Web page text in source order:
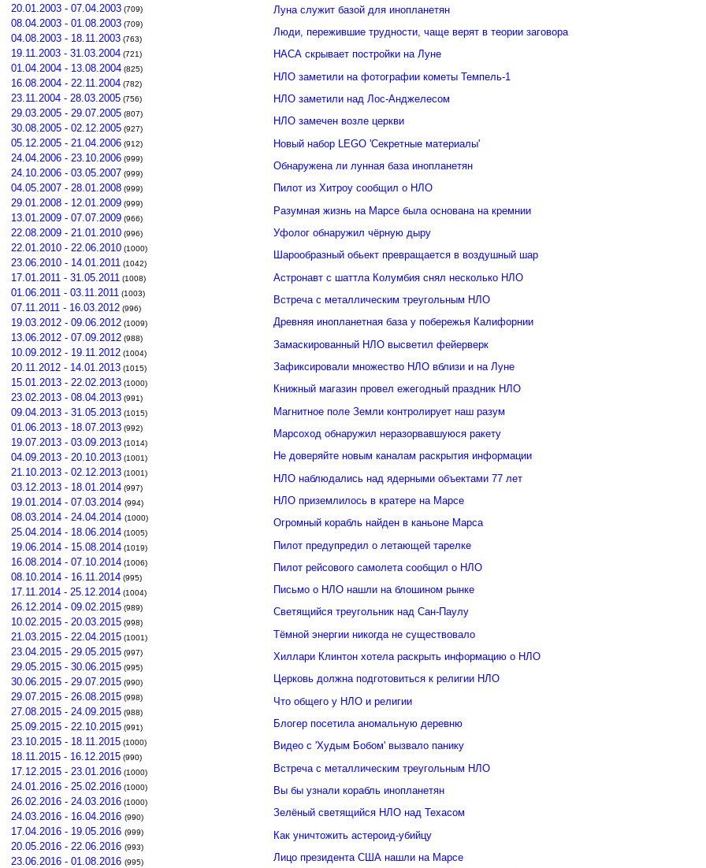
20.01.2003 - 07.04.2003 (709)
08.04.2003 - 01.08.2003 (709)
04.08.2003 - 18.11.2003 (763)
19.11.2003 - 31.03.2004 (721)
01.04.2004 - 13.08.2004 (825)
16.08.2004 - 22.11.2004 (782)
23.11.2004 - 28.03.2005 (756)
29.03.2005 - 29.07.2005 (807)
30.08.2005 - 02.12.2005 (927)
05.12.2005 - 21.04.2006 (912)
24.04.2006 - 23.10.2006 (999)
24.10.2006 - 03.05.2007 (999)
04.05.2007 - 28.01.2008 (999)
29.01.2008 - 12.01.2009 (999)
13.01.2009 - 07.07.2009 (966)
22.08.2009 - 21.01.2010 (996)
22.01.2010 - 22.06.2010 (1000)
23.06.2010 - 14.01.2011 (1042)
17.01.2011 - 31.05.2011 (1008)
01.06.2011 - 03.11.2011 (1003)
07.11.2011 - 16.03.2012 (996)
19.03.2012 - 09.06.2012 (1009)
13.06.2012 - 07.09.2012 (988)
10.09.2012 - 19.11.2012 (1004)
20.11.2012 - 14.01.2013 (1015)
15.01.2013 - 22.02.2013 (1000)
23.02.2013 - 08.04.2013 (991)
09.04.2013 - 31.05.2013 (1015)
01.06.2013 - 18.07.2013 (992)
19.07.2013 - 03.09.2013 (1014)
04.09.2013 - 20.10.2013 (1001)
21.10.2013 - 02.12.2013 (1001)
03.12.2013 - 18.01.2014 (997)
19.01.2014 - 07.03.2014 (994)
08.03.2014 - 24.04.2014 (1000)
25.04.2014 - 18.06.2014 (1005)
19.06.2014 - 15.08.2014 (1019)
16.08.2014 - 07.10.2014 (1006)
08.10.2014 - 16.11.2014 (995)
17.11.2014 - 25.12.2014 (1004)
26.12.2014 - 09.02.2015 (989)
10.02.2015 - 20.03.2015 (998)
21.03.2015 - 22.04.2015 (1001)
23.04.2015 - 29.05.2015 (997)
29.05.2015 - 30.06.2015 (995)
30.06.2015 - 29.07.2015 (990)
29.07.2015 - 26.08.2015 (998)
27.08.2015 - 24.09.2015 (988)
25.09.2015 - 22.10.2015 (991)
23.10.2015 - 18.11.2015 (1000)
18.11.2015 - 16.12.2015 (990)
17.12.2015 - 23.01.2016 (1000)
24.01.2016 - 25.02.2016 (1000)
26.02.2016 - 24.03.2016 (1000)
24.03.2016 - 16.04.2016 (990)
17.04.2016 - 19.05.2016 (999)
20.05.2016 - 22.06.2016 (993)
23.06.2016 - 01.08.2016 (995)
Луна служит базой для инопланетян
Люди, пережившие трудности, чаще верят в теории заговора
НАСА скрывает постройки на Луне
НЛО заметили на фотографии кометы Темпель-1
НЛО заметили над Лос-Анджелесом
НЛО замечен возле церкви
Новый набор LEGO 'Секретные материалы'
Обнаружена ли лунная база инопланетян
Пилот из Хитроу сообщил о НЛО
Разумная жизнь на Марсе была основана на кремнии
Уфолог обнаружил чёрную дыру
Шарообразный обьект превращается в воздушный шар
Астронавт с шаттла Колумбия снял несколько НЛО
Встреча с металлическим треугольным НЛО
Древняя инопланетная база у побережья Калифорнии
Замаскированный НЛО высветил фейерверк
Зафиксировали множество НЛО вблизи и на Луне
Книжный магазин провел ежегодный праздник НЛО
Магнитное поле Земли контролирует наш разум
Марсоход обнаружил неразорвавшуюся ракету
Не доверяйте новым каналам раскрытия информации
НЛО наблюдались над ядерными объектами 77 лет
НЛО приземлилось в кратере на Марсе
Огромный корабль найден в каньоне Марса
Пилот предупредил о летающей тарелке
Пилот рейсового самолета сообщил о НЛО
Письмо о НЛО нашли на блошином рынке
Светящийся треугольник над Сан-Паулу
Тёмной энергии никогда не существовало
Хиллари Клинтон хотела раскрыть информацию о НЛО
Церковь должна подготовиться к религии НЛО
Что общего у НЛО и религии
Блогер посетила аномальную деревню
Видео с 'Худым Бобом' вызвало панику
Встреча с металлическим треугольным НЛО
Вы бы узнали корабль инопланетян
Зелёный светящийся НЛО над Техасом
Как уничтожить астероид-убийцу
Лицо президента США нашли на Марсе